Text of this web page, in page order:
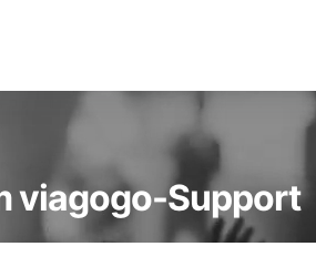
viagogo-Support